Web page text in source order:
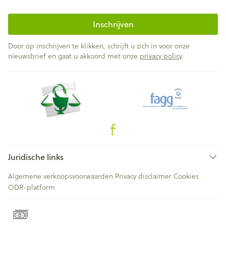
Inschrijven
Door op inschrijven te klikken, schrijft u zich in voor onze
nieuwsbrief en gaat u akkoord met onze privacy policy.
Juridische links
Algemene verkoopsvoorwaarden Privacy disclaimer Cookies
ODR-platform